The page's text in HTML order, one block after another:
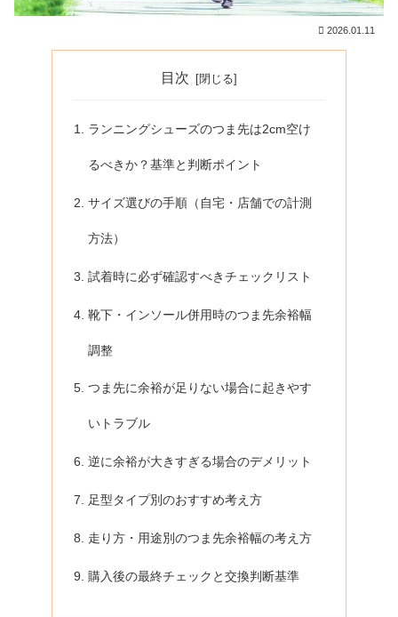
2026.01.11
目次
ランニングシューズのつま先は2cm空け
るべきか？基準と判断ポイント
サイズ選びの手順（自宅・店舗での計測
方法）
試着時に必ず確認すべきチェックリスト
靴下・インソール併用時のつま先余裕幅
調整
つま先に余裕が足りない場合に起きやす
いトラブル
逆に余裕が大きすぎる場合のデメリット
足型タイプ別のおすすめ考え方
走り方・用途別のつま先余裕幅の考え方
購入後の最終チェックと交換判断基準